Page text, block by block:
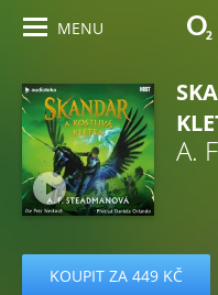
MENU
A.
KOUPIT ZA 449 KČ